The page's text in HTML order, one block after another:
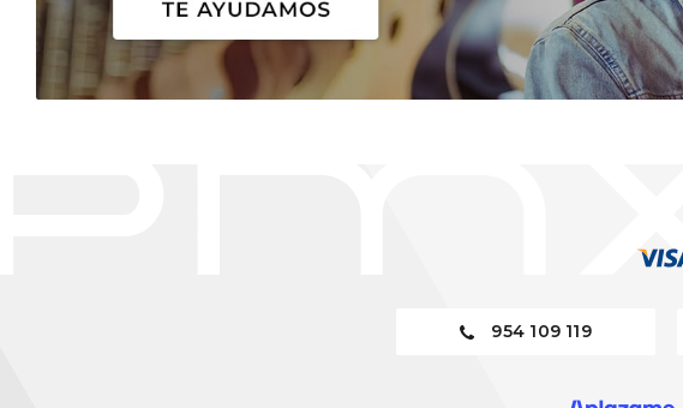
954 109 119